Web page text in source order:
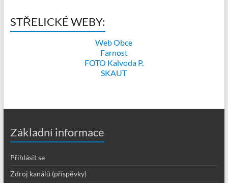
STŘELICKÉ WEBY:
Web Obce
Farnost
FOTO Kalvoda P.
SKAUT
Základní informace
Přihlásit se
Zdroj kanálů (příspěvky)